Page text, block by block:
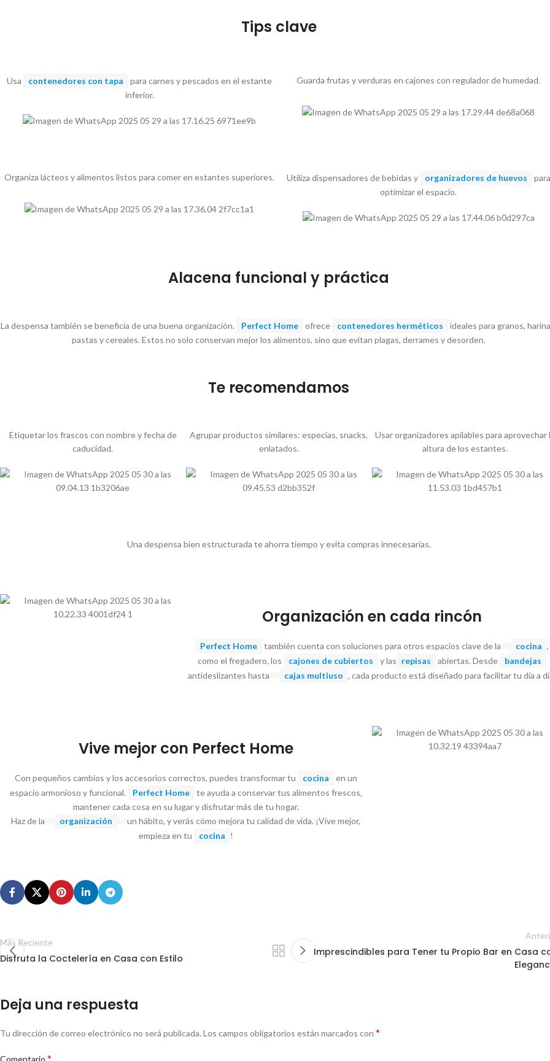
Tips clave
Usa contenedores con tapa
para carnes y pescados en el estante
inferior.
Guarda frutas y verduras en cajones con regulador de humedad.
Organiza lácteos y alimentos listos para comer en estantes superiores. Utiliza dispensadores de bebidas y organizadores de huevos
para
optimizar el espacio.
Alacena funcional y práctica
La despensa también se beneficia de una buena organización. Perfect Home ofrece contenedores herméticos
ideales para granos,
pastas y cereales. Estos no solo conservan mejor los alimentos, sino que evitan plagas, derrames y desorden.
Te recomendamos
Etiquetar los frascos con nombre y fecha de
caducidad.
Agrupar productos similares: especias, snacks,
enlatados.
Usar organizadores apilables para aprovechar
altura de los estantes.
Una despensa bien estructurada te ahorra tiempo y evita compras innecesarias.
Organización en cada rincón
Perfect Home también cuenta con soluciones para otros espacios clave de la cocina ,
como el fregadero, los
cajones de cubiertos y las repisas abiertas. Desde
bandejas
antideslizantes hasta
cajas multiuso , cada producto está diseñado para facilitar tu día a
Vive mejor con Perfect Home
Con pequeños cambios y los accesorios correctos, puedes transformar tu cocina
en un
espacio armonioso y funcional.
Perfect Home
te ayuda a conservar tus alimentos frescos,
mantener cada cosa en su lugar y disfrutar más de tu hogar.
Haz de la
organización
un hábito, y verás cómo mejora tu calidad de vida. ¡Vive mejor,
empieza en tu
cocina !
Más Reciente
Disfruta la Coctelería en Casa con Estilo
Imprescindibles para Tener tu Propio Bar en Casa
Deja una respuesta
Tu dirección de correo electrónico no será publicada. Los campos obligatorios están marcados con *
*